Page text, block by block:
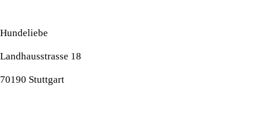
Hundeliebe
Landhausstrasse 18
70190 Stuttgart